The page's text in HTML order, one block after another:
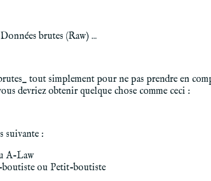
brutes (Raw) ...
tout simplement pour ne pas prendre en
devriez obtenir quelque chose comme ceci :
suivante :
A-Law
boutiste ou Petit-boutiste